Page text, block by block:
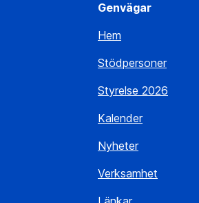
Genvägar
Hem
Stödpersoner
Styrelse 2026
Kalender
Nyheter
Verksamhet